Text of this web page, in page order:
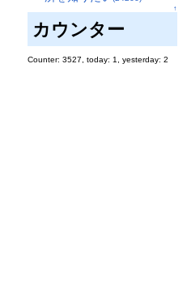
↑
カウンター
Counter: 3527, today: 1, yesterday: 2